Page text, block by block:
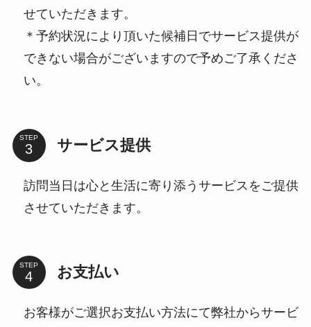
せていただきます。
＊予約状況により頂いた候補日でサービス提供が
できない場合がございますので予めご了承くださ
い。
STEP サービス提供
訪問当日は心と生活に寄り添うサービスをご提供
させていただきます。
STEP お支払い
お客様がご選択お支払い方法にて弊社からサービ